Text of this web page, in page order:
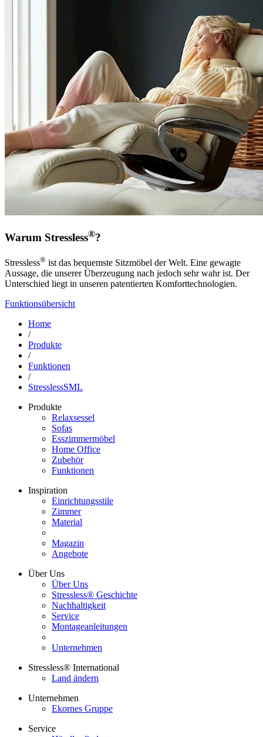
Warum Stressless®?
Stressless® ist das bequemste Sitzmöbel der Welt. Eine gewagte
Aussage, die unserer Überzeugung nach jedoch sehr wahr ist. Der
Unterschied liegt in unseren patentierten Komforttechnologien.
Funktionsübersicht
Home
/
Produkte
/
Funktionen
/
StresslessSML
Produkte
Relaxsessel
Sofas
Esszimmermöbel
Home Office
Zubehör
Funktionen
Inspiration
Einrichtungsstile
Zimmer
Material
Magazin
Angebote
Über Uns
Über Uns
Stressless® Geschichte
Nachhaltigkeit
Service
Montageanleitungen
Unternehmen
Stressless® International
Land ändern
Unternehmen
Ekornes Gruppe
Service